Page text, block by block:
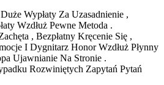
Wypłaty Za Uzasadnienie ,
Wzdłuż Pewne Metoda .
, Bezpłatny Kręcenie Się ,
I Dygnitarz Honor Wzdłuż Płynny
Ujawnianie Na Stronie .
Rozwiniętych Zapytań Pytań